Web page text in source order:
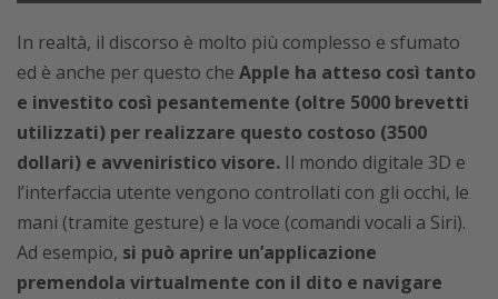
In realtà, il discorso è molto più complesso e sfumato
ed è anche per questo che Apple ha atteso così tanto
e investito così pesantemente (oltre 5000 brevetti
utilizzati) per realizzare questo costoso (3500
dollari) e avveniristico visore. Il mondo digitale 3D e
l’interfaccia utente vengono controllati con gli occhi, le
mani (tramite gesture) e la voce (comandi vocali a Siri).
Ad esempio, si può aprire un’applicazione
premendola virtualmente con il dito e navigare